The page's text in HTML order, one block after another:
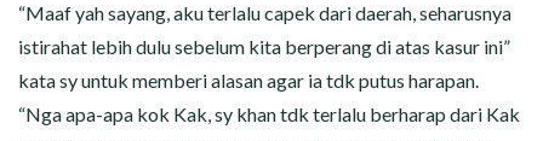
“Maaf yah sayang, aku terlalu capek dari daerah, seharusnya
istirahat lebih dulu sebelum kita berperang di atas kasur ini”
kata sy untuk memberi alasan agar ia tdk putus harapan.
“Nga apa-apa kok Kak, sy khan tdk terlalu berharap dari Kak